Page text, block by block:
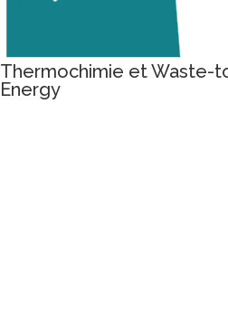
Thermochimie et Waste-
Energy